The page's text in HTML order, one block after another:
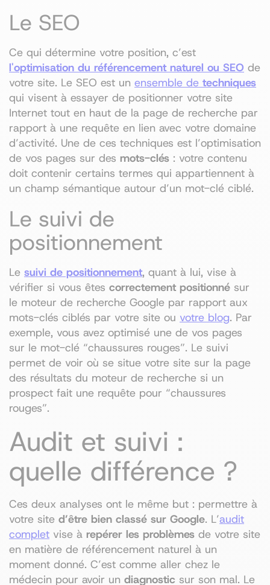
Le SEO
Ce qui détermine votre position, c’est
l'optimisation du référencement naturel ou SEO de
votre site. Le SEO est un ensemble de techniques
qui visent à essayer de positionner votre site
Internet tout en haut de la page de recherche par
rapport à une requête en lien avec votre domaine
d’activité. Une de ces techniques est l’optimisation
de vos pages sur des mots-clés : votre contenu
doit contenir certains termes qui appartiennent à
un champ sémantique autour d’un mot-clé ciblé.
Le suivi de
positionnement
Le suivi de positionnement, quant à lui, vise à
vérifier si vous êtes correctement positionné sur
le moteur de recherche Google par rapport aux
mots-clés ciblés par votre site ou votre blog. Par
exemple, vous avez optimisé une de vos pages
sur le mot-clé “chaussures rouges”. Le suivi
permet de voir où se situe votre site sur la page
des résultats du moteur de recherche si un
prospect fait une requête pour “chaussures
rouges”.
Audit et suivi :
quelle différence ?
Ces deux analyses ont le même but : permettre à
votre site d’être bien classé sur Google. L’audit
complet vise à repérer les problèmes de votre site
en matière de référencement naturel à un
moment donné. C’est comme aller chez le
médecin pour avoir un diagnostic sur son mal. Le